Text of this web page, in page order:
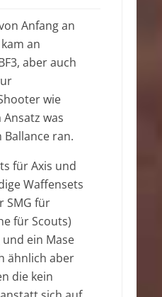
Anfang an
an
aber auch
wie
was
Ballance ran.
für Axis und
Waffensets
SMG für
für Scouts)
ein Mase
ähnlich aber
die kein